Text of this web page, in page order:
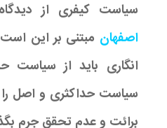
سیاست کیفری از
اصفهان مبتنی بر این
انگاری باید از سیاست
سیاست حداکثری و اصل
برائت و عدم تحقق جرم